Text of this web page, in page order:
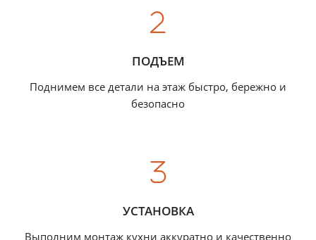
ПОДЪЕМ
Поднимем все детали на этаж быстро, бережно и
безопасно
УСТАНОВКА
Выполним монтаж кухни аккуратно и качественно